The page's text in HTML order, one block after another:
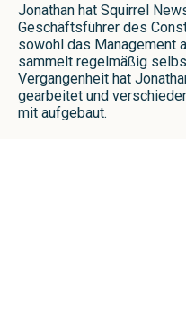
Jonathan hat Squirrel
Geschäftsführer des
sowohl das Management
sammelt regelmäßig
Vergangenheit hat
gearbeitet und
mit aufgebaut.